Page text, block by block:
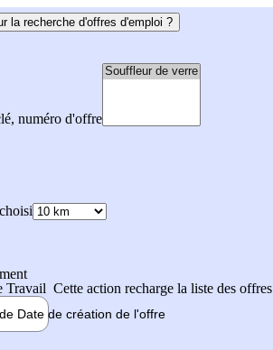
la recherche d'offres d'emploi ?
numéro d'offre
Travail Cette action recharge la liste des offres
Date de création de l'offre